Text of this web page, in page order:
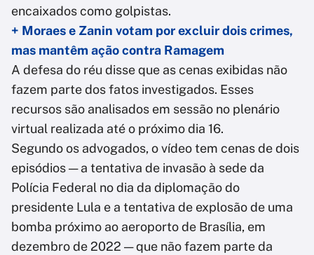
encaixados como golpistas.
+ Moraes e Zanin votam por excluir dois crimes,
mas mantêm ação contra Ramagem
A defesa do réu disse que as cenas exibidas não
fazem parte dos fatos investigados. Esses
recursos são analisados em sessão no plenário
virtual realizada até o próximo dia 16.
Segundo os advogados, o vídeo tem cenas de dois
episódios — a tentativa de invasão à sede da
Polícia Federal no dia da diplomação do
presidente Lula e a tentativa de explosão de uma
bomba próximo ao aeroporto de Brasília, em
dezembro de 2022 — que não fazem parte da